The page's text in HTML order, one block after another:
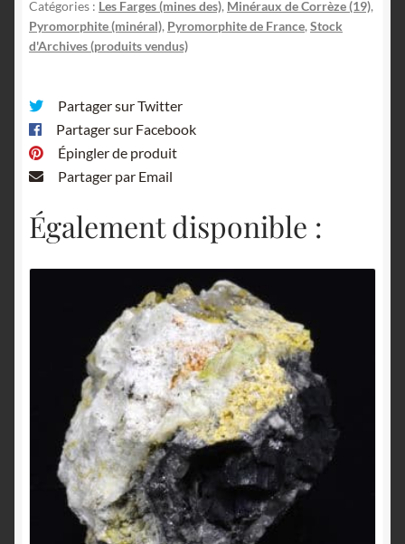
Catégories : Les Farges (mines des), Minéraux de Corrèze (19),
Pyromorphite (minéral), Pyromorphite de France, Stock
d'Archives (produits vendus)
Partager sur Twitter
Partager sur Facebook
Épingler de produit
Partager par Email
Également disponible :